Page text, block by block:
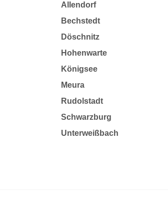
Allendorf
Bechstedt
Döschnitz
Hohenwarte
Königsee
Meura
Rudolstadt
Schwarzburg
Unterweißbach